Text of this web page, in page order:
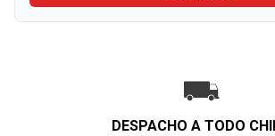
DESPACHO A TODO